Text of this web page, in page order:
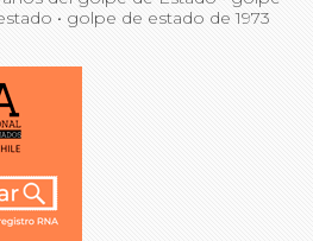
• golpe de estado de 1973